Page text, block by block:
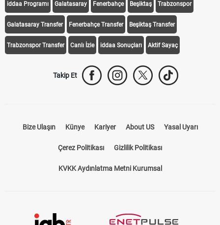
iddaa Programı Galatasaray Fenerbahçe Beşiktaş Trabzonspor
Galatasaray Transfer Fenerbahçe Transfer Beşiktaş Transfer
Trabzonspor Transfer Canlı İzle iddaa Sonuçları Aktif Sayaç
Takip Et
Bize Ulaşın Künye Kariyer About US Yasal Uyarı
Çerez Politikası Gizlilik Politikası
KVKK Aydınlatma Metni Kurumsal